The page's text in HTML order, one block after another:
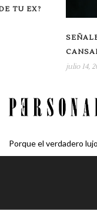
TU EX?
julio 14,
Porque el verdadero